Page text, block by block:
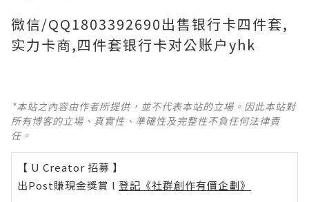
微信/QQ1803392690出售银行卡四件套,
实力卡商,四件套银行卡对公账户yhk
*本站之內容由作者所提供，並不代表本站的立場。因此本站對
所有博客的立場、真實性、準確性及完整性不負任何法律責
任。
【 U Creator 招募 】
出Post賺現金獎賞 l 登記《社群創作有價企劃》